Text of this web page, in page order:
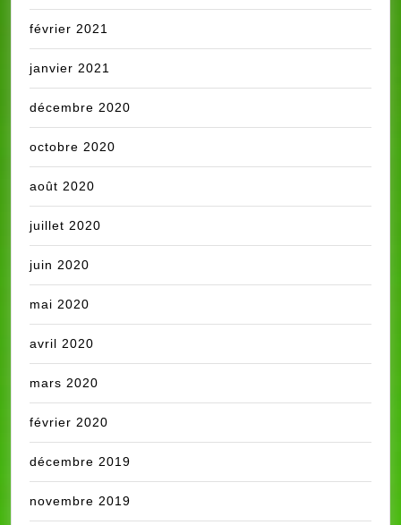
février 2021
janvier 2021
décembre 2020
octobre 2020
août 2020
juillet 2020
juin 2020
mai 2020
avril 2020
mars 2020
février 2020
décembre 2019
novembre 2019